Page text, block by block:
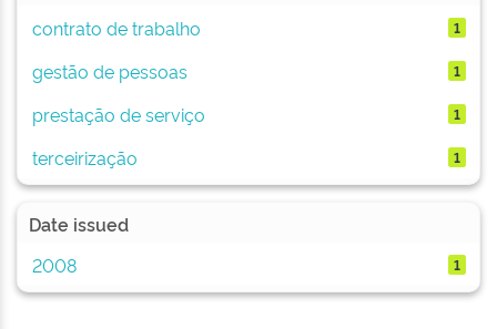
contrato de trabalho
1
gestão de pessoas 1
prestação de serviço 1
terceirização 1
Date issued
2008
1